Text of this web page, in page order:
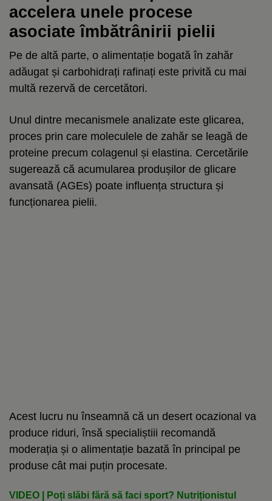
accelera unele procese
asociate îmbătrânirii pielii
Pe de altă parte, o alimentație bogată în zahăr
adăugat și carbohidrați rafinați este privită cu mai
multă rezervă de cercetători.
Unul dintre mecanismele analizate este glicarea,
proces prin care moleculele de zahăr se leagă de
proteine precum colagenul și elastina. Cercetările
sugerează că acumularea produșilor de glicare
avansată (AGEs) poate influența structura și
funcționarea pielii.
Acest lucru nu înseamnă că un desert ocazional va
produce riduri, însă specialiștiii recomandă
moderația și o alimentație bazată în principal pe
produse cât mai puțin procesate.
VIDEO | Poți slăbi fără să faci sport? Nutriționistul